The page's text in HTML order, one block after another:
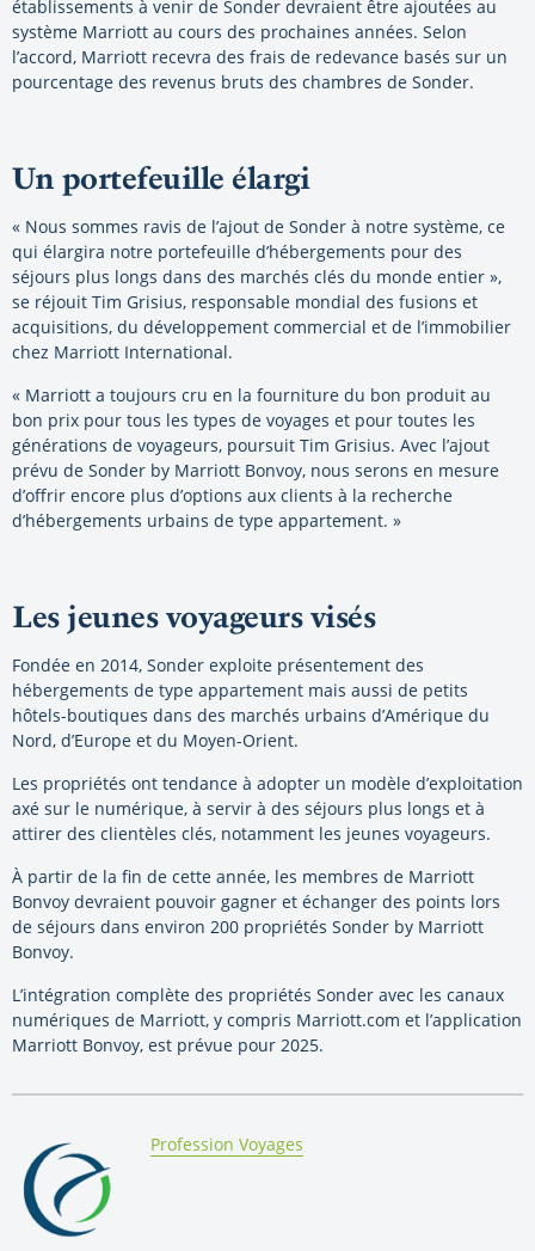
établissements à venir de Sonder devraient être ajoutées au
système Marriott au cours des prochaines années. Selon
l’accord, Marriott recevra des frais de redevance basés sur un
pourcentage des revenus bruts des chambres de Sonder.
Un portefeuille élargi
« Nous sommes ravis de l’ajout de Sonder à notre système, ce
qui élargira notre portefeuille d’hébergements pour des
séjours plus longs dans des marchés clés du monde entier »,
se réjouit Tim Grisius, responsable mondial des fusions et
acquisitions, du développement commercial et de l’immobilier
chez Marriott International.
« Marriott a toujours cru en la fourniture du bon produit au
bon prix pour tous les types de voyages et pour toutes les
générations de voyageurs, poursuit Tim Grisius. Avec l’ajout
prévu de Sonder by Marriott Bonvoy, nous serons en mesure
d’offrir encore plus d’options aux clients à la recherche
d’hébergements urbains de type appartement. »
Les jeunes voyageurs visés
Fondée en 2014, Sonder exploite présentement des
hébergements de type appartement mais aussi de petits
hôtels-boutiques dans des marchés urbains d’Amérique du
Nord, d’Europe et du Moyen-Orient.
Les propriétés ont tendance à adopter un modèle d’exploitation
axé sur le numérique, à servir à des séjours plus longs et à
attirer des clientèles clés, notamment les jeunes voyageurs.
À partir de la fin de cette année, les membres de Marriott
Bonvoy devraient pouvoir gagner et échanger des points lors
de séjours dans environ 200 propriétés Sonder by Marriott
Bonvoy.
L’intégration complète des propriétés Sonder avec les canaux
numériques de Marriott, y compris Marriott.com et l’application
Marriott Bonvoy, est prévue pour 2025.
By:
Profession Voyages